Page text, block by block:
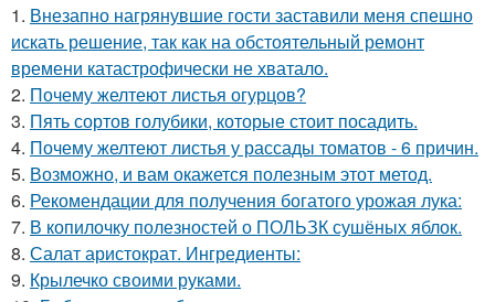
1. Внезапно нагрянувшие гости заставили меня спешно
искать решение, так как на обстоятельный ремонт
времени катастрофически не хватало.
2. Почему желтеют листья огурцов?
3. Пять сортов голубики, которые стоит посадить.
4. Почему желтеют листья у рассады томатов - 6 причин.
5. Возможно, и вам окажется полезным этот метод.
6. Рекомендации для получения богатого урожая лука:
7. В копилочку полезностей о ПОЛЬЗК сушёных яблок.
8. Салат аристократ. Ингредиенты:
9. Крылечко своими руками.